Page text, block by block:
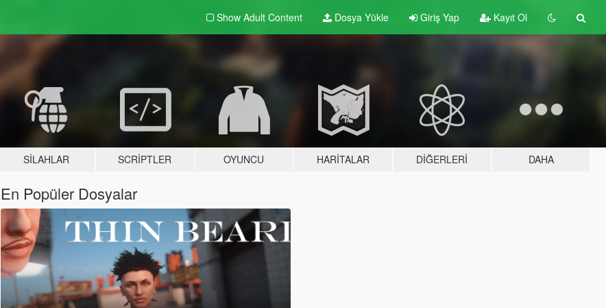
Show Adult Content Dosya Yükle Giriş Yap Kayıt Ol
SILAHLAR SCRIPTLER OYUNCU HARITALAR DIĞERLERI DAHA
En Popüler Dosyalar